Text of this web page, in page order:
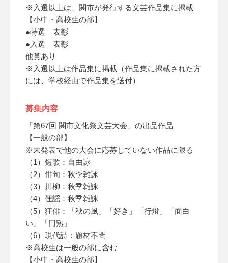
※入選以上は、関市が発行する文芸作品集に掲載
【小中・高校生の部】
●特選 表彰
●入選 表彰
他賞あり
※入選以上は作品集に掲載（作品集に掲載された方
には、学校経由で作品集を送付）
募集内容
「第67回 関市文化祭文芸大会」の出品作品
【一般の部】
※未発表で他の大会に応募していない作品に限る
（1）短歌：自由詠
（2）俳句：秋季雑詠
（3）川柳：秋季雑詠
（4）俚謡：秋季雑詠
（5）狂俳：「秋の風」「好き」「行燈」「面白
い」「円熟」
（6）現代詩：題材不問
※高校生は一般の部に含む
【小中・高校生の部】